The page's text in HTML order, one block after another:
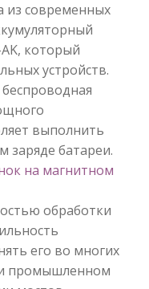
из современных
который
устройств.
выполнить
заряде батареи.
на магнитном
обработки
его во многих
промышленном